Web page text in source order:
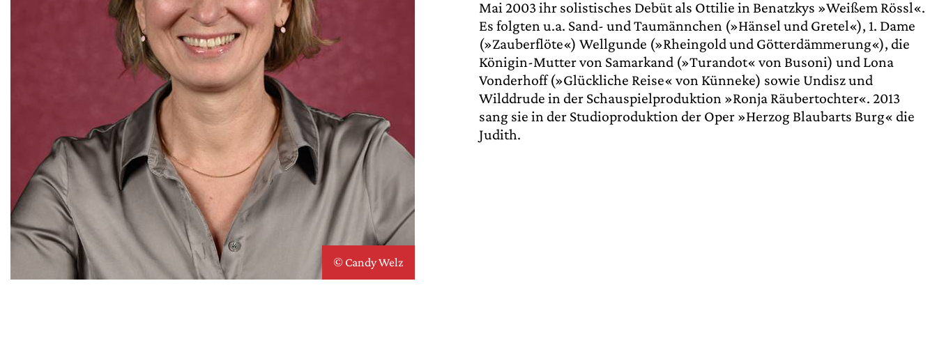
© Candy Welz
Mai 2003 ihr solistisches Debüt als Ottilie in Benatzkys »Weißem Rössl«.
Es folgten u.a. Sand- und Taumännchen (»Hänsel und Gretel«), 1. Dame
(»Zauberflöte«) Wellgunde (»Rheingold und Götterdämmerung«), die
Königin-Mutter von Samarkand (»Turandot« von Busoni) und Lona
Vonderhoff (»Glückliche Reise« von Künneke) sowie Undisz und
Wilddrude in der Schauspielproduktion »Ronja Räubertochter«. 2013
sang sie in der Studioproduktion der Oper »Herzog Blaubarts Burg« die
Judith.